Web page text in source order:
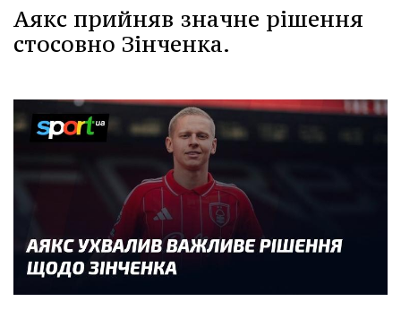
Аякс прийняв значне рішення
стосовно Зінченка.